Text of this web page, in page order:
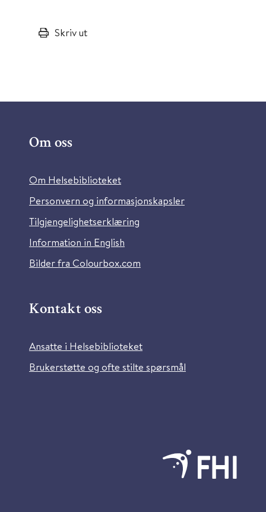
Skriv ut
Om oss
Om Helsebiblioteket
Personvern og informasjonskapsler
Tilgjengelighetserklæring
Information in English
Bilder fra Colourbox.com
Kontakt oss
Ansatte i Helsebiblioteket
Brukerstøtte og ofte stilte spørsmål